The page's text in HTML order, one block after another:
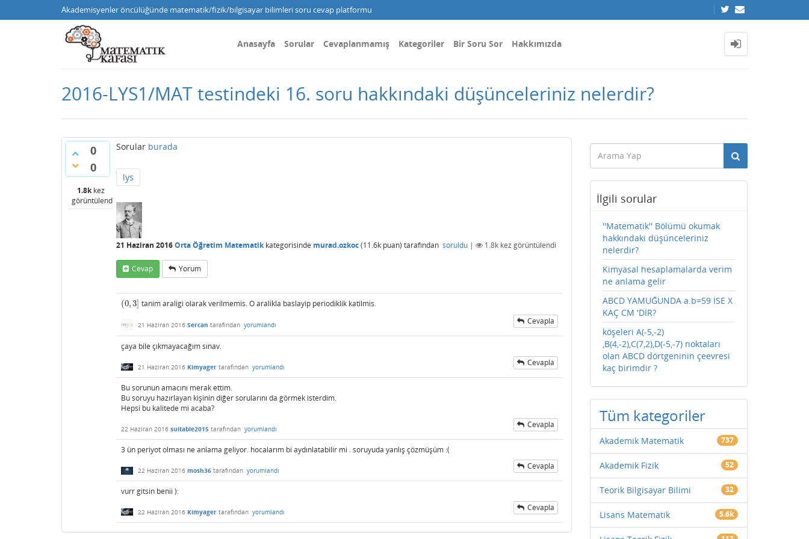
Akademisyenler öncülüğünde matematik/fizik/bilgisayar bilimleri soru cevap platformu
Anasayfa Sorular Cevaplanmamış Kategoriler Bir Soru Sor Hakkımızda
2016-LYS1/MAT testindeki 16. soru hakkındaki düşünceleriniz nelerdir?
0
0
1.8kkez
görüntülendi
Sorular burada
lys
21 Haziran 2016Orta Öğretim Matematikkategorisinde murad.ozkoc(11.6k puan) tarafından soruldu | 1.8k kez görüntülendi
Cevap Yorum
(0, 3]
(0,3] tanim araligi olarak verilmemis. O aralikla baslayip periodiklik katilmis.
21 Haziran 2016 Sercan tarafından yorumlandı Cevapla
çaya bile çıkmayacağım sınav.
21 Haziran 2016 Kimyager tarafından yorumlandı Cevapla
Bu sorunun amacını merak ettim.
Bu soruyu hazırlayan kişinin diğer sorularını da görmek isterdim.
Hepsi bu kalitede mi acaba?
22 Haziran 2016 suitable2015 tarafından yorumlandı Cevapla
3 ün periyot olması ne anlama geliyor. hocalarım bi aydınlatabilir mi . soruyuda yanlış çözmüşüm :(
22 Haziran 2016 mosh36 tarafından yorumlandı Cevapla
vurr gitsin benii ):
22 Haziran 2016 Kimyager tarafından yorumlandı Cevapla
İlgili sorular
''Matematik'' Bölümü okumak
hakkındaki düşünceleriniz
nelerdir?
Kimyasal hesaplamalarda verim
ne anlama gelir
ABCD YAMUĞUNDA a.b=59 İSE X
KAÇ CM 'DİR?
köşeleri A(-5,-2)
,B(4,-2),C(7,2),D(-5,-7) noktaları
olan ABCD dörtgeninin çeevresi
kaç birimdir ?
Tüm kategoriler
Akademik Matematik 737
Akademik Fizik 52
Teorik Bilgisayar Bilimi 32
Lisans Matematik 5.6k